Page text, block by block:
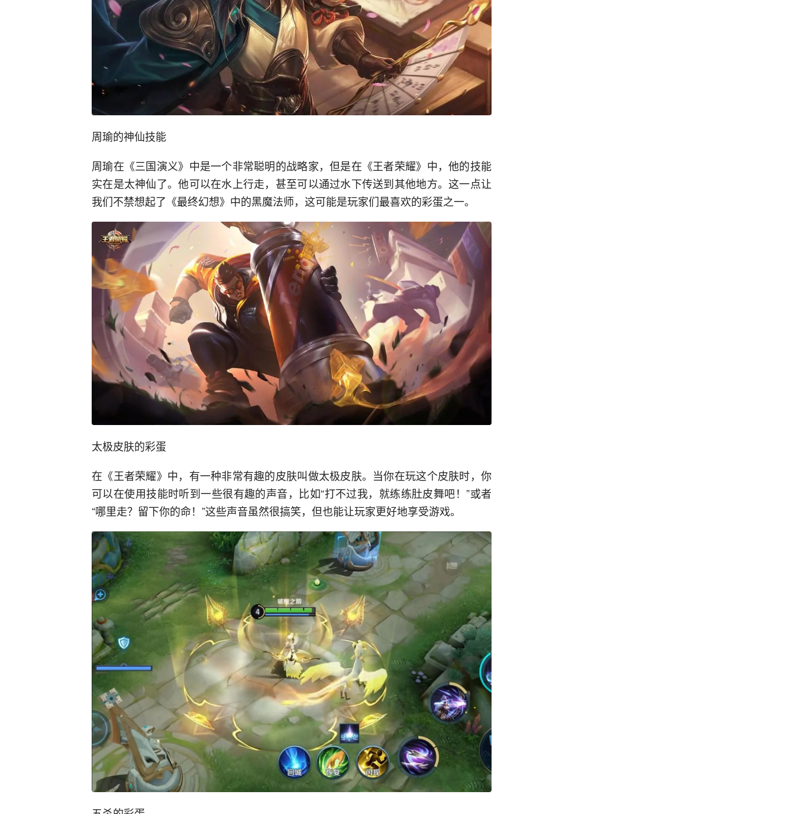
周瑜的神仙技能
周瑜在《三国演义》中是一个非常聪明的战略家，但是在《王者荣耀》中，他的技能
实在是太神仙了。他可以在水上行走，甚至可以通过水下传送到其他地方。这一点让
我们不禁想起了《最终幻想》中的黑魔法师，这可能是玩家们最喜欢的彩蛋之一。
太极皮肤的彩蛋
在《王者荣耀》中，有一种非常有趣的皮肤叫做太极皮肤。当你在玩这个皮肤时，你
可以在使用技能时听到一些很有趣的声音，比如“打不过我，就练练肚皮舞吧！”或者
“哪里走？留下你的命！”这些声音虽然很搞笑，但也能让玩家更好地享受游戏。